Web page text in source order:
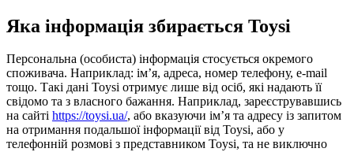
Яка інформація збирається Toysi
Персональна (особиста) інформація стосується окремого
споживача. Наприклад: ім’я, адреса, номер телефону, e-mail
тощо. Такі дані Toysi отримує лише від осіб, які надають її
свідомо та з власного бажання. Наприклад, зареєструвавшись
на сайті https://toysi.ua/, або вказуючи ім’я та адресу із запитом
на отримання подальшої інформації від Toysi, або у
телефонній розмові з представником Toysi, та не виключно